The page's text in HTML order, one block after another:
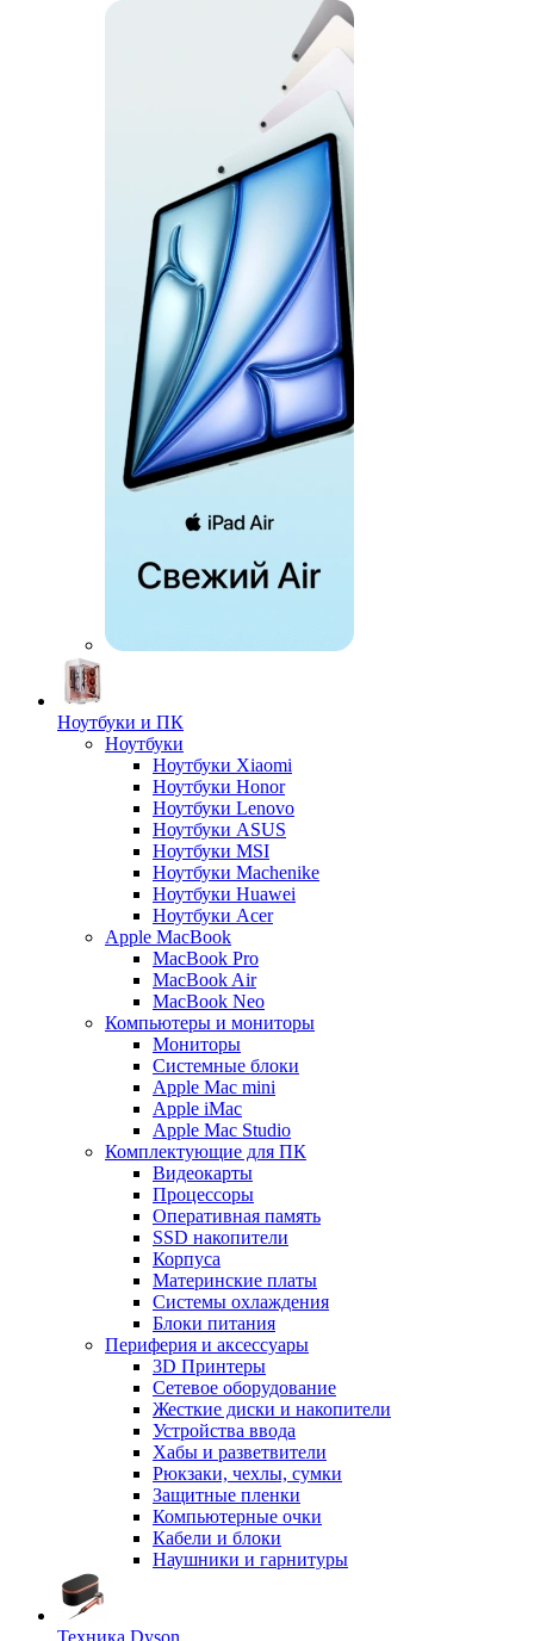
Ноутбуки и ПК
Ноутбуки
Ноутбуки Xiaomi
Ноутбуки Honor
Ноутбуки Lenovo
Ноутбуки ASUS
Ноутбуки MSI
Ноутбуки Machenike
Ноутбуки Huawei
Ноутбуки Acer
Apple MacBook
MacBook Pro
MacBook Air
MacBook Neo
Компьютеры и мониторы
Мониторы
Системные блоки
Apple Mac mini
Apple iMac
Apple Mac Studio
Комплектующие для ПК
Видеокарты
Процессоры
Оперативная память
SSD накопители
Корпуса
Материнские платы
Системы охлаждения
Блоки питания
Периферия и аксессуары
3D Принтеры
Сетевое оборудование
Жесткие диски и накопители
Устройства ввода
Хабы и разветвители
Рюкзаки, чехлы, сумки
Защитные пленки
Компьютерные очки
Кабели и блоки
Наушники и гарнитуры
Техника Dyson